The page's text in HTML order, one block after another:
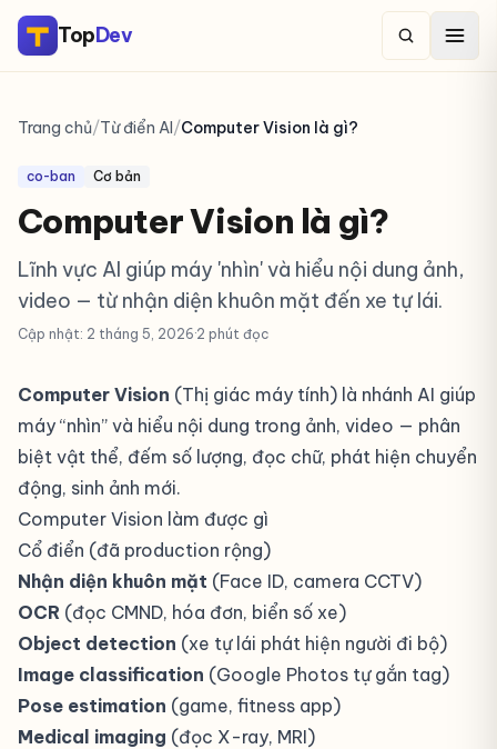
TopDev
Trang chủ/Từ điển AI/Computer Vision là gì?
co-ban Cơ bản
Computer Vision là gì?
Lĩnh vực AI giúp máy 'nhìn' và hiểu nội dung ảnh,
video — từ nhận diện khuôn mặt đến xe tự lái.
Cập nhật: 2 tháng 5, 2026·2 phút đọc
Computer Vision (Thị giác máy tính) là nhánh AI giúp
máy “nhìn” và hiểu nội dung trong ảnh, video — phân
biệt vật thể, đếm số lượng, đọc chữ, phát hiện chuyển
động, sinh ảnh mới.
Computer Vision làm được gì
Cổ điển (đã production rộng)
Nhận diện khuôn mặt (Face ID, camera CCTV)
OCR (đọc CMND, hóa đơn, biển số xe)
Object detection (xe tự lái phát hiện người đi bộ)
Image classification (Google Photos tự gắn tag)
Pose estimation (game, fitness app)
Medical imaging (đọc X-ray, MRI)